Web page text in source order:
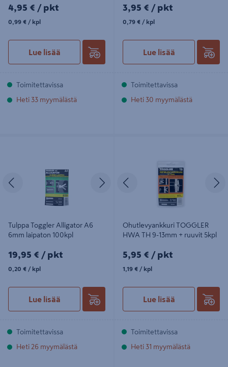
4,95€/pkt
4,95 € / pkt
0,99€/kpl
0,99 € / kpl
Lue lisää
Toimitettavissa
Heti 33 myymälästä
3,95€/pkt
3,95 € / pkt
0,79€/kpl
0,79 € / kpl
Lue lisää
Toimitettavissa
Heti 30 myymälästä
Edellinen Seuraava
Tulppa Toggler Alligator A6
6mm laipaton 100kpl
19,95€/pkt
19,95 € / pkt
0,20€/kpl
0,20 € / kpl
Lue lisää
Toimitettavissa
Heti 26 myymälästä
Edellinen
Ohutlevyankkuri TOGGLER
HWA TH 9-13mm + ruuvit 5kpl
5,95€/pkt
5,95 € / pkt
1,19€/kpl
1,19 € / kpl
Lue lisää
Toimitettavissa
Heti 31 myymälästä